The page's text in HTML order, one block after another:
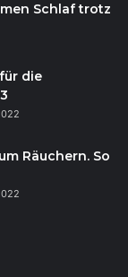
Schlaf trotz
die
Räuchern. So